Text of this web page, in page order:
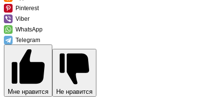
Pinterest
Viber
WhatsApp
Telegram
Мне нравится Не нравится